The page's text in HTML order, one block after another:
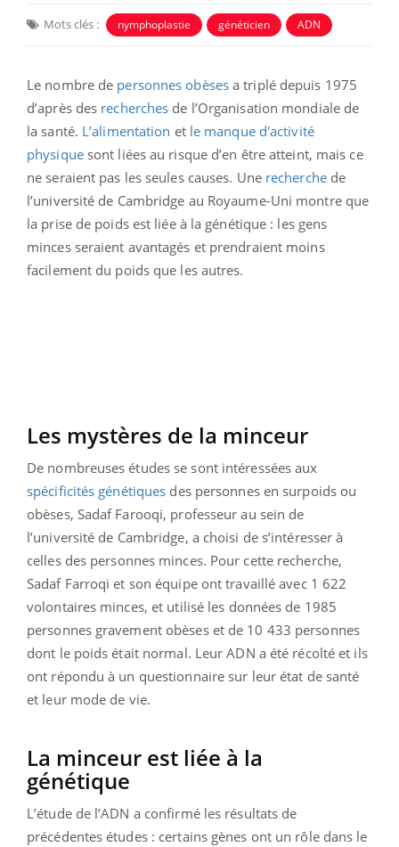
Mots clés : nymphoplastie généticien ADN
Le nombre de personnes obèsesa triplé depuis 1975
d’après des recherches de l’Organisation mondiale de
la santé. L’alimentation et le manque d'activité
physiquesont liées au risque d’en être atteint, mais ce
ne seraient pas les seules causes. Une recherchede
l’université de Cambridge au Royaume-Uni montre que
la prise de poids est liée à la génétique : les gens
minces seraient avantagés et prendraient moins
facilement du poids que les autres.
Les mystères de la minceur
De nombreuses études se sont intéressées aux
spécificités génétiques des personnes en surpoids ou
obèses, Sadaf Farooqi, professeur au sein de
l’université de Cambridge, a choisi de s’intéresser à
celles des personnes minces. Pour cette recherche,
Sadaf Farroqi et son équipe ont travaillé avec 1 622
volontaires minces, et utilisé les données de 1985
personnes gravement obèses et de 10 433 personnes
dont le poids était normal. Leur ADN a été récolté et ils
ont répondu à un questionnaire sur leur état de santé
et leur mode de vie.
La minceur est liée à la
génétique
L’étude de l’ADN a confirmé les résultats de
précédentes études : certains gènes ont un rôle dans le